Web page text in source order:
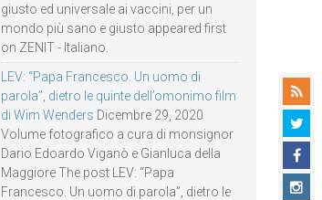
giusto ed universale ai vaccini, per un
mondo più sano e giusto appeared first
on ZENIT - Italiano.
LEV: “Papa Francesco. Un uomo di
parola”, dietro le quinte dell’omonimo film
di Wim Wenders Dicembre 29, 2020
Volume fotografico a cura di monsignor
Dario Edoardo Viganò e Gianluca della
Maggiore The post LEV: “Papa
Francesco. Un uomo di parola”, dietro le